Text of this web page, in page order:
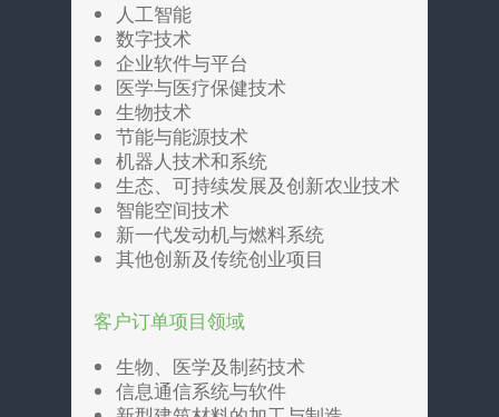
人工智能
数字技术
企业软件与平台
医学与医疗保健技术
生物技术
节能与能源技术
机器人技术和系统
生态、可持续发展及创新农业技术
智能空间技术
新一代发动机与燃料系统
其他创新及传统创业项目
客户订单项目领域
生物、医学及制药技术
信息通信系统与软件